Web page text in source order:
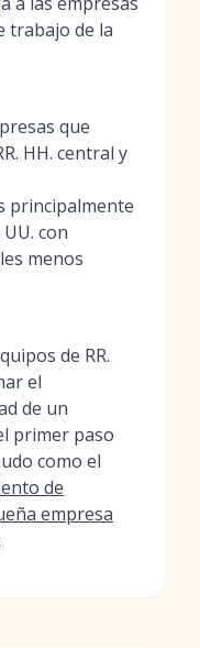
trabajo de la
que
HH. central y
principalmente
con
menos
de RR.
el
de un
primer paso
como el
de
empresa